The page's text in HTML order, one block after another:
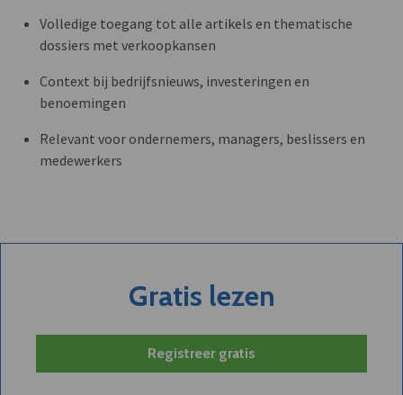
Volledige toegang tot alle artikels en thematische
dossiers met verkoopkansen
Context bij bedrijfsnieuws, investeringen en
benoemingen
Relevant voor ondernemers, managers, beslissers en
medewerkers
Gratis lezen
Registreer gratis